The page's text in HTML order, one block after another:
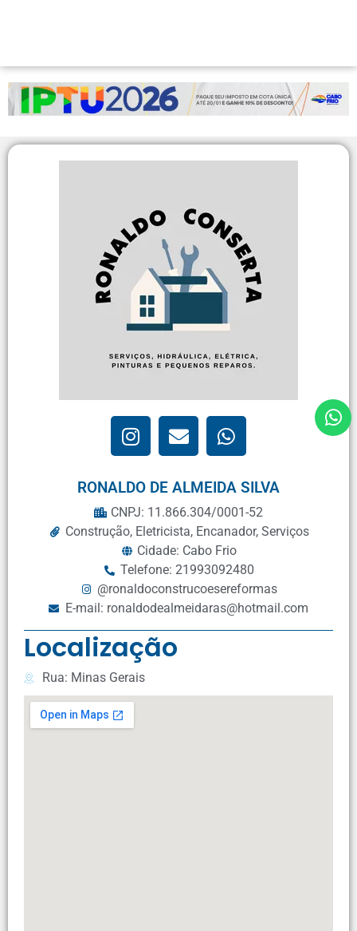
RONALDO DE ALMEIDA SILVA
CNPJ: 11.866.304/0001-52
Construção, Eletricista, Encanador, Serviços
Cidade: Cabo Frio
Telefone: 21993092480
@ronaldoconstrucoesereformas
E-mail: ronaldodealmeidaras@hotmail.com
Localização
Rua: Minas Gerais